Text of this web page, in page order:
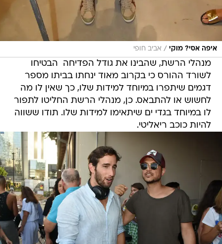
איפה אסי? מוקי / אביב חופי
מנהלי הרשת, שהבינו את גודל הפדיחה  הבטיחו
לשורד ההורס כי בקרוב מאוד ינחתו בביתו מספר
דגמים שיתפרו במיוחד למידות שלו, כך שאין לו מה
לחשוש או להתבאס. כן, מנהלי הרשת החליטו לתפור
לו במיוחד בגדי ים שיתאימו למידות שלו. תודו ששווה
להיות כוכב ריאליטי.